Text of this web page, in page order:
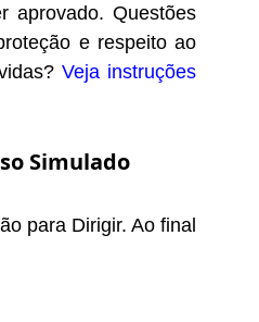
aprovado. Questões
e respeito ao
Veja instruções
Simulado
para Dirigir. Ao final